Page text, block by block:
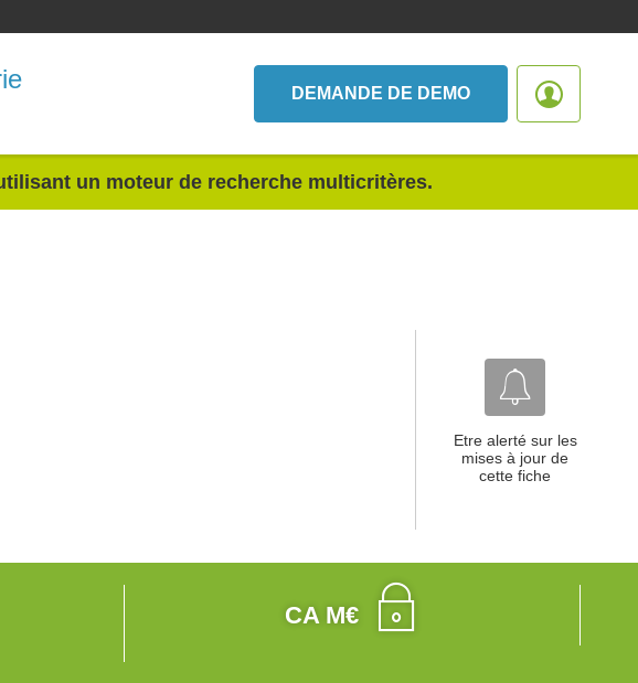
DEMANDE DE DEMO
un moteur de recherche multicritères.
Etre alerté sur les
mises à jour de
cette fiche
CA M€